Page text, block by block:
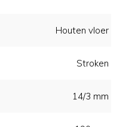
Houten vloer
Stroken
14/3 mm